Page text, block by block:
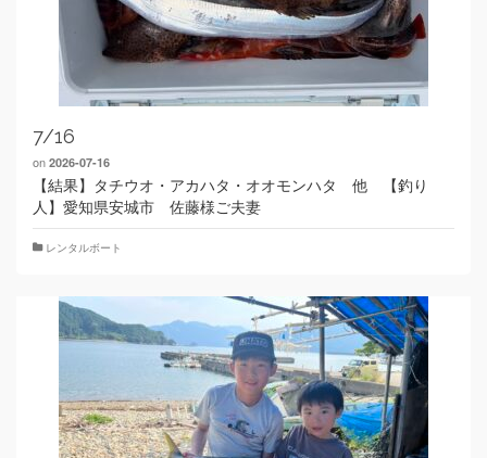
7/16
on 2026-07-16
【結果】タチウオ・アカハタ・オオモンハタ 他 【釣り
人】愛知県安城市 佐藤様ご夫妻
レンタルボート